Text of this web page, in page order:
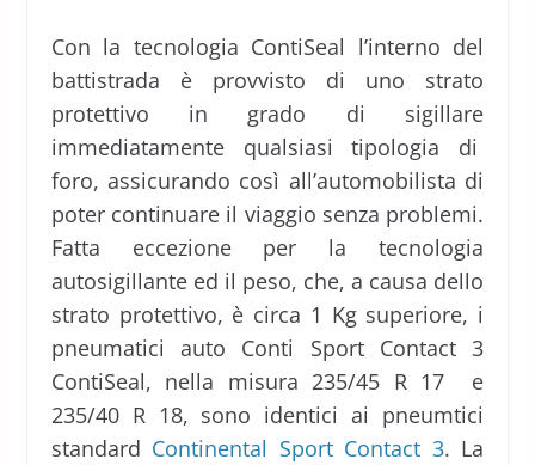
Con la tecnologia ContiSeal l’interno del
battistrada è provvisto di uno strato
protettivo in grado di sigillare
immediatamente qualsiasi tipologia di
foro, assicurando così all’automobilista di
poter continuare il viaggio senza problemi.
Fatta eccezione per la tecnologia
autosigillante ed il peso, che, a causa dello
strato protettivo, è circa 1 Kg superiore, i
pneumatici auto Conti Sport Contact 3
ContiSeal, nella misura 235/45 R 17 e
235/40 R 18, sono identici ai pneumtici
standard Continental Sport Contact 3. La